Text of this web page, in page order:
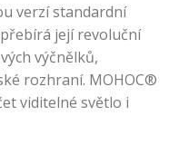
verzí standardní
její revoluční
výčnělků,
rozhraní. MOHOC®
viditelné světlo i